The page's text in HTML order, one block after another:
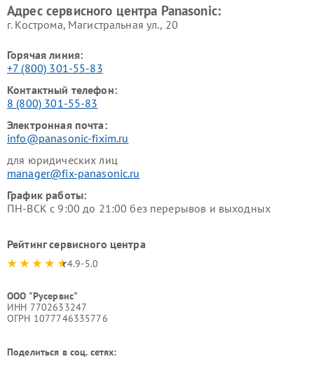
Адрес сервисного центра Panasonic:
г. Кострома, Магистральная ул., 20
Горячая линия:
+7 (800) 301-55-83
Контактный телефон:
8 (800) 301-55-83
Электронная почта:
info@panasonic-fixim.ru
для юридических лиц
manager@fix-panasonic.ru
График работы:
ПН-ВСК с 9:00 до 21:00 без перерывов и выходных
Рейтинг сервисного центра
4.9-5.0
ООО "Русервис"
ИНН 7702633247
ОГРН 1077746335776
Поделиться в соц. сетях: